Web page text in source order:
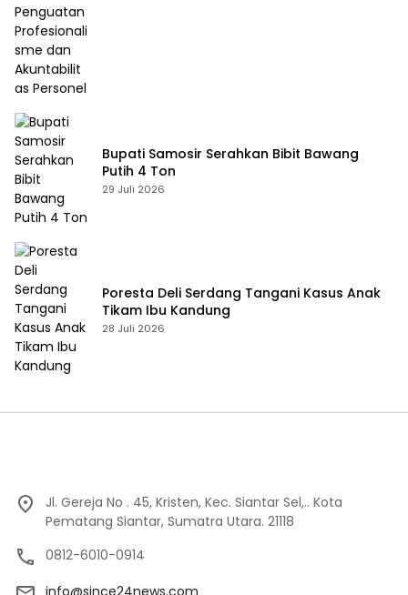
Bupati Samosir Serahkan Bibit Bawang
Putih 4 Ton
29 Juli 2026
Poresta Deli Serdang Tangani Kasus Anak
Tikam Ibu Kandung
28 Juli 2026
Jl. Gereja No . 45, Kristen, Kec. Siantar Sel,.. Kota
Pematang Siantar, Sumatra Utara. 21118
0812-6010-0914